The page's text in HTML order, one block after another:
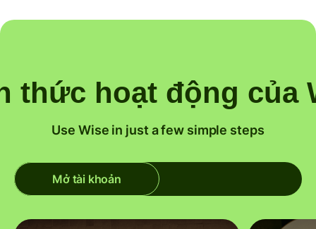
thức hoạt động của
Use Wise in just a few simple steps
Mở tài khoản